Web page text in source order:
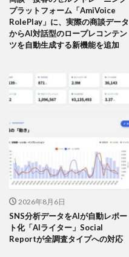
プラットフォーム「AmiVoice
RolePlay」に、実際の商談データ
からAI対話型のロープレコンテン
ツを自動生成する新機能を追加
2026年8月6日
SNS分析データをAIが自動レポー
ト化「AIライター」Social
Reportが全調査タイプへの対応